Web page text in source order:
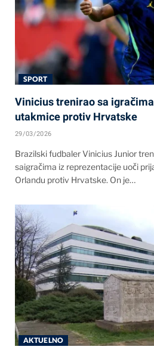
SPORT
Vinicius trenirao sa
utakmice protiv Hrvatske
29/03/2026
Brazilski fudbaler Vinicius Junior
saigračima iz reprezentacije uoči
Orlandu protiv Hrvatske. On je…
AKTUELNO